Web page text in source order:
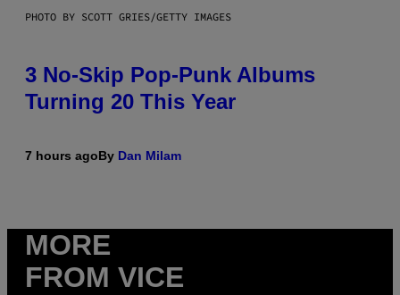
PHOTO BY SCOTT GRIES/GETTY IMAGES
3 No-Skip Pop-Punk Albums
Turning 20 This Year
7 hours agoBy Dan Milam
MORE
FROM VICE